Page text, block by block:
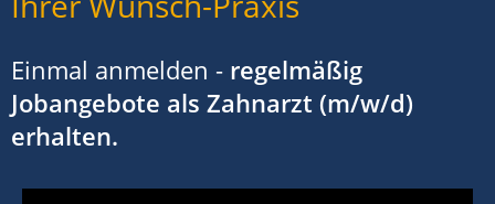
Einmal anmelden - regelmäßig
Jobangebote als Zahnarzt (m/w/d)
erhalten.